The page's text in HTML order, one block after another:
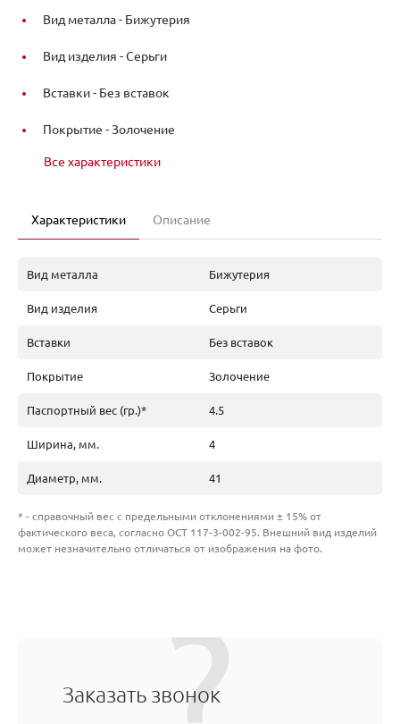
Вид металла - Бижутерия
Вид изделия -Серьги
Вставки - Без вставок
Покрытие -Золочение
Все характеристики
Характеристики Описание
Вид металла Бижутерия
Вид изделия Серьги
Вставки Без вставок
Покрытие Золочение
Паспортный вес (гр.)* 4.5
Ширина, мм. 4
Диаметр, мм. 41
* - справочный вес с предельными отклонениями ± 15% от
фактического веса, согласно ОСТ 117-3-002-95. Внешний вид изделий
может незначительно отличаться от изображения на фото.
Заказать звонок